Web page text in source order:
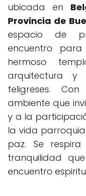
ubicada en
Provincia de
espacio de
encuentro
hermoso
arquitectura
feligreses.
ambiente que
y a la
la vida
paz. Se
tranquilidad
encuentro